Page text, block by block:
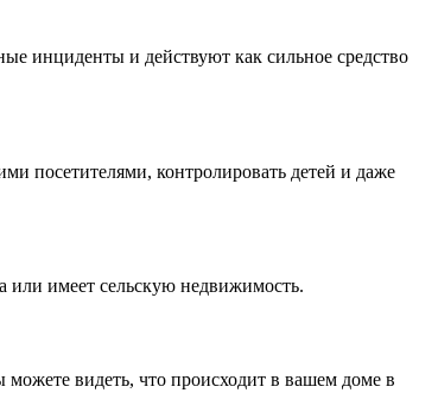
инциденты и действуют как сильное средство
посетителями, контролировать детей и даже
или имеет сельскую недвижимость.
видеть, что происходит в вашем доме в